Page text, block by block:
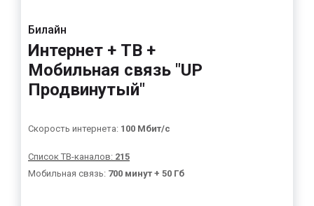
Билайн
Интернет + ТВ +
Мобильная связь "UP
Продвинутый"
Скорость интернета: 100 Мбит/с
Список ТВ-каналов: 215
Мобильная связь: 700 минут + 50 Гб